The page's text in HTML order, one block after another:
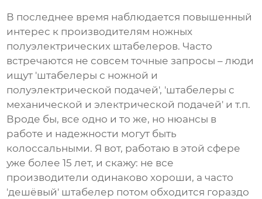
В последнее время наблюдается повышенный
интерес к производителям ножных
полуэлектрических штабелеров. Часто
встречаются не совсем точные запросы – люди
ищут 'штабелеры с ножной и
полуэлектрической подачей', 'штабелеры с
механической и электрической подачей' и т.п.
Вроде бы, все одно и то же, но нюансы в
работе и надежности могут быть
колоссальными. Я вот, работаю в этой сфере
уже более 15 лет, и скажу: не все
производители одинаково хороши, а часто
'дешёвый' штабелер потом обходится гораздо